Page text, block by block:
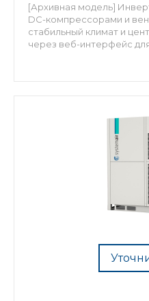
[Архивная модель]
DC-компрессорами и
стабильный климат и
через веб-интерфейс